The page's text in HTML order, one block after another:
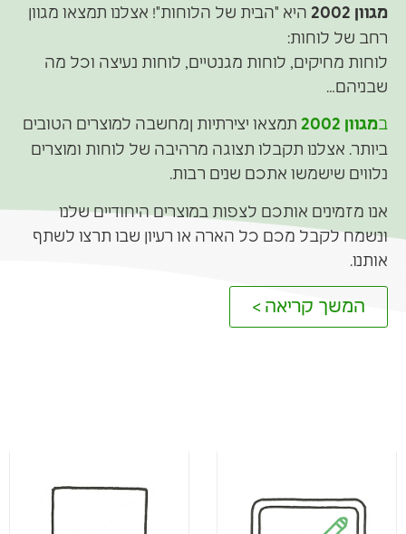
מגוון 2002
היא "הבית של הלוחות"! אצלנו תמצאו מגוון
רחב של לוחות:
לוחות מחיקים, לוחות מגנטיים, לוחות נעיצה וכל מה
שבניהם…
במגוון 2002
תמצאו יצירתיות ןמחשבה למוצרים הטובים
ביותר. אצלנו תקבלו תצוגה מרהיבה של לוחות ומוצרים
נלווים שישמשו אתכם שנים רבות.
אנו מזמינים אותכם לצפות במוצרים היחודיים שלנו
ונשמח לקבל מכם כל הארה או רעיון שבו תרצו לשתף
אותנו.
המשך קריאה >